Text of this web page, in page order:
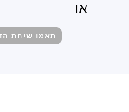
או
תאמו שיחת